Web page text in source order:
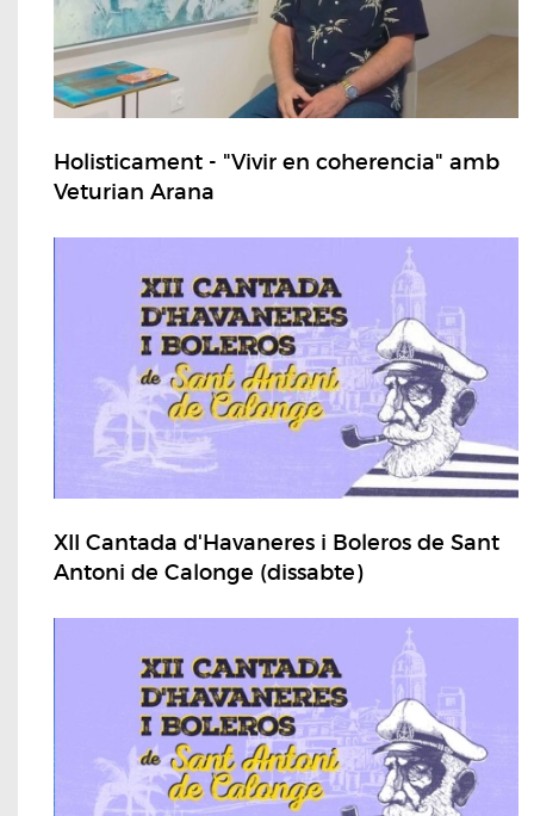
Holisticament - "Vivir en coherencia" amb
Veturian Arana
XII Cantada d'Havaneres i Boleros de Sant
Antoni de Calonge (dissabte)